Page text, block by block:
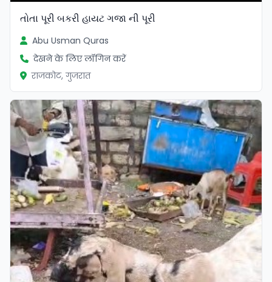
તોતા પૂરી બકરી હાયટ ગજા ની પૂરી
Abu Usman Quras
देखने के लिए लॉगिन करें
राजकोट, गुजरात